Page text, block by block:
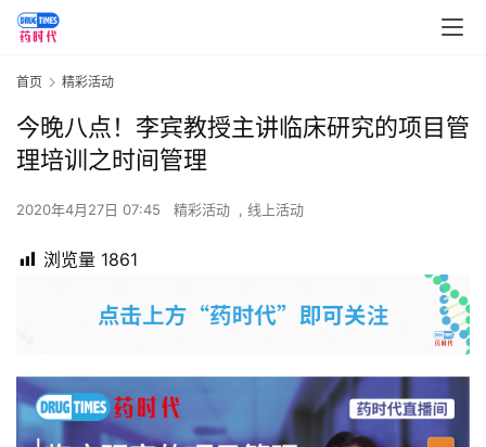
首页 精彩活动
今晚八点！李宾教授主讲临床研究的项目管
理培训之时间管理
2020年4月27日 07:45 精彩活动 , 线上活动
浏览量 1861